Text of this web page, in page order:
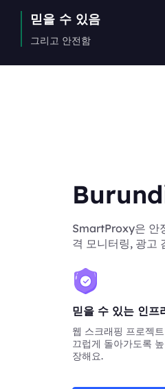
믿을 수 있음
그리고 안전함
SmartProxy은 안
격 모니터링, 광고
믿을 수 있는 인프
웹 스크래핑 프로젝
끄럽게 돌아가도록
장해요.